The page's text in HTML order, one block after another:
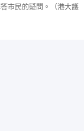
市民的疑問。（港大護